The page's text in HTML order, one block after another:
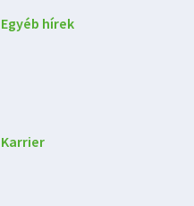
Egyéb hírek
Karrier